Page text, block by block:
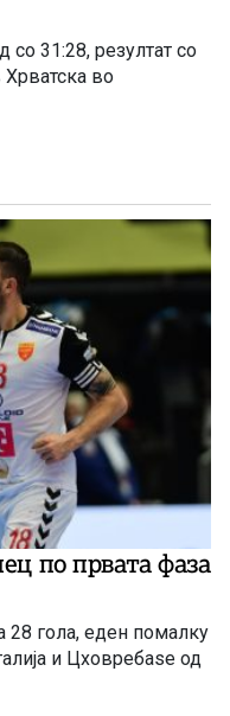
31:28, резултат со
Хрватска во
по првата фаза
28 гола, еден помалку
и Цховребаѕе од